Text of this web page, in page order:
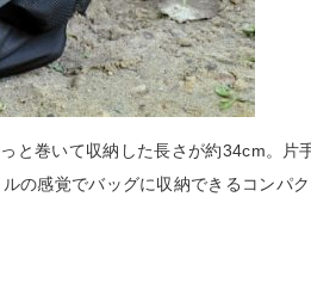
と巻いて収納した長さが約34cm。片
の感覚でバッグに収納できるコンパ